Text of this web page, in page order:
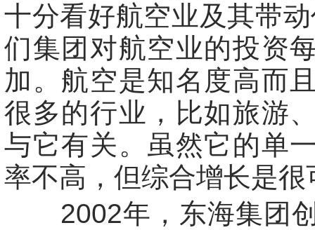
十分看好航空业及其带动
们集团对航空业的投资
加。航空是知名度高而
很多的行业，比如旅游
与它有关。虽然它的单
率不高，但综合增长是很
2002年，东海集团